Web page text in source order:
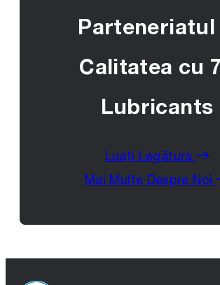
Parteneriatul
Calitatea cu
Lubricants
Luați Legătura
Mai Multe Despre Noi